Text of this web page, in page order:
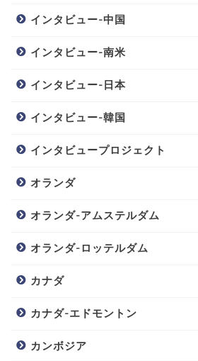
インタビュー-中国
インタビュー-南米
インタビュー-日本
インタビュー-韓国
インタビュープロジェクト
オランダ
オランダ-アムステルダム
オランダ-ロッテルダム
カナダ
カナダ-エドモントン
カンボジア